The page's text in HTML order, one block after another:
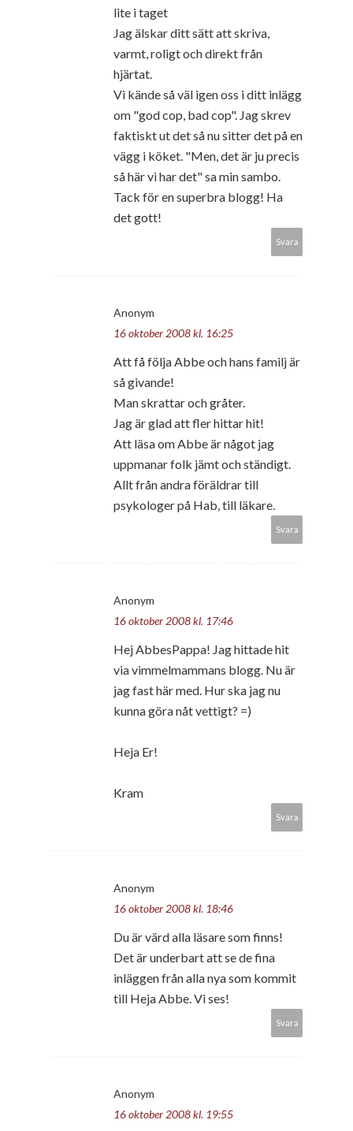
lite i taget
Jag älskar ditt sätt att skriva,
varmt, roligt och direkt från
hjärtat.
Vi kände så väl igen oss i ditt inlägg
om "god cop, bad cop". Jag skrev
faktiskt ut det så nu sitter det på en
vägg i köket. "Men, det är ju precis
så här vi har det" sa min sambo.
Tack för en superbra blogg! Ha
det gott!
Svara
Anonym
16 oktober 2008 kl. 16:25
Att få följa Abbe och hans familj är
så givande!
Man skrattar och gråter.
Jag är glad att fler hittar hit!
Att läsa om Abbe är något jag
uppmanar folk jämt och ständigt.
Allt från andra föräldrar till
psykologer på Hab, till läkare.
Svara
Anonym
16 oktober 2008 kl. 17:46
Hej AbbesPappa! Jag hittade hit
via vimmelmammans blogg. Nu är
jag fast här med. Hur ska jag nu
kunna göra nåt vettigt? =)
Heja Er!
Kram
Svara
Anonym
16 oktober 2008 kl. 18:46
Du är värd alla läsare som finns!
Det är underbart att se de fina
inläggen från alla nya som kommit
till Heja Abbe. Vi ses!
Svara
Anonym
16 oktober 2008 kl. 19:55